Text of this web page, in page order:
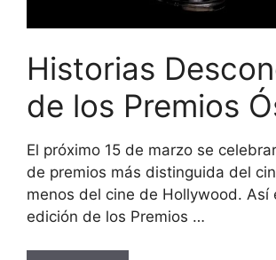
Historias
de los Premios
El próximo 15 de marzo se
de premios más distinguida del
menos del cine de Hollywood. Así
edición de los Premios …